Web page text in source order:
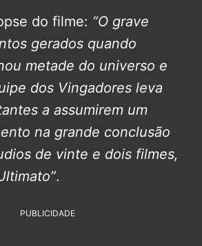
do filme: “O grave
gerados quando
metade do universo e
dos Vingadores leva
a assumirem um
na grande conclusão
de vinte e dois filmes,
.
PUBLICIDADE